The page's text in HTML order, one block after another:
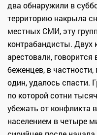
два обнаружили в
территорию накрыла
местных СМИ, эту
контрабандисты. Двух
арестовали,
беженцев, в
один, удалось спасти.
по которой сотни
убежать от конфликта
населением в четыре